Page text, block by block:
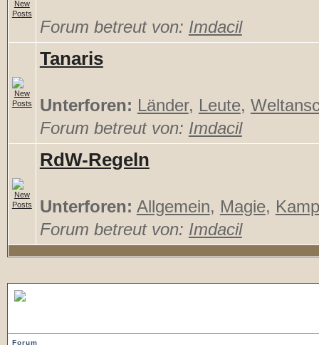
Forum betreut von: Imdacil
Tanaris
Unterforen: Länder, Leute,
Forum betreut von: Imdacil
RdW-Regeln
Unterforen: Allgemein, Magie,
Forum betreut von: Imdacil
Forum